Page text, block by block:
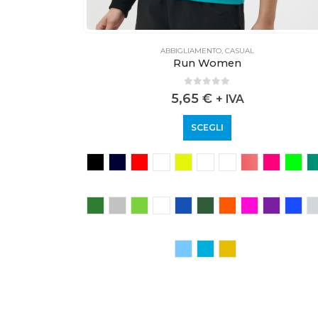
ABBIGLIAMENTO, CASUAL
Run Women
5,65 € + IVA
SCEGLI